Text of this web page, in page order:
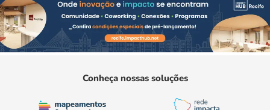
Conheça nossas soluções